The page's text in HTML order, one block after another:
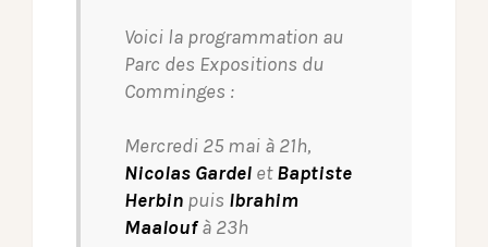
Voici la programmation au
Parc des Expositions du
Comminges :
Mercredi 25 mai à 21h,
Nicolas Gardel etBaptiste
Herbin puis Ibrahim
Maaloufà 23h